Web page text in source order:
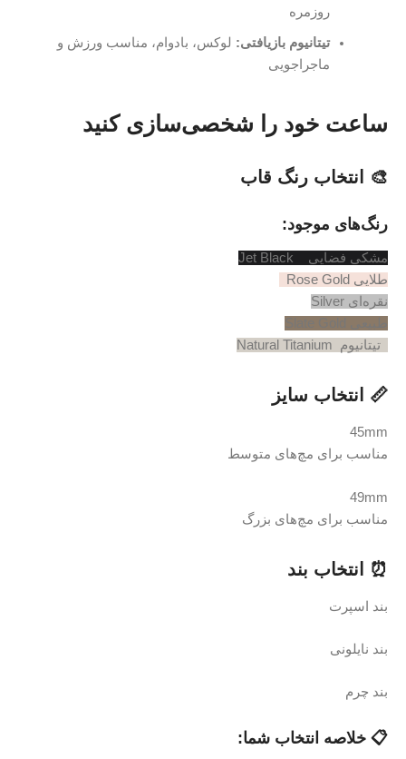
بازیافتی:لوکس، بادوام، مناسب ورزش و
را شخصی‌سازی کنید
قاب
متوسط
بزرگ
شما: